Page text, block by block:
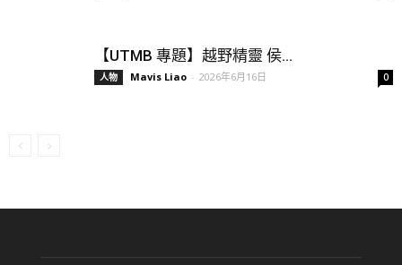
【UTMB 專題】越野精靈 侯...
人物 Mavis Liao - 2026年6月16日 0